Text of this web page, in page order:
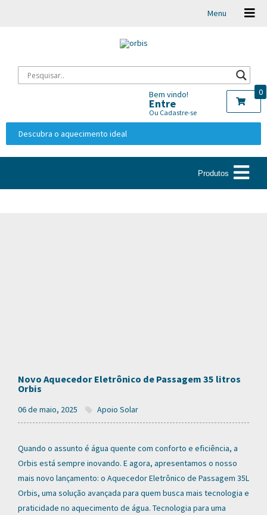
Menu
Bem vindo!
Entre
Ou Cadastre-se
0
Descubra o aquecimento ideal
Produtos
Novo Aquecedor Eletrônico de Passagem 35 litros
Orbis
06 de maio, 2025 Apoio Solar
Quando o assunto é água quente com conforto e eficiência, a
Orbis está sempre inovando. E agora, apresentamos o nosso
mais novo lançamento: o Aquecedor Eletrônico de Passagem 35L
Orbis, uma solução avançada para quem busca mais tecnologia e
praticidade no aquecimento de água. Tecnologia para uma